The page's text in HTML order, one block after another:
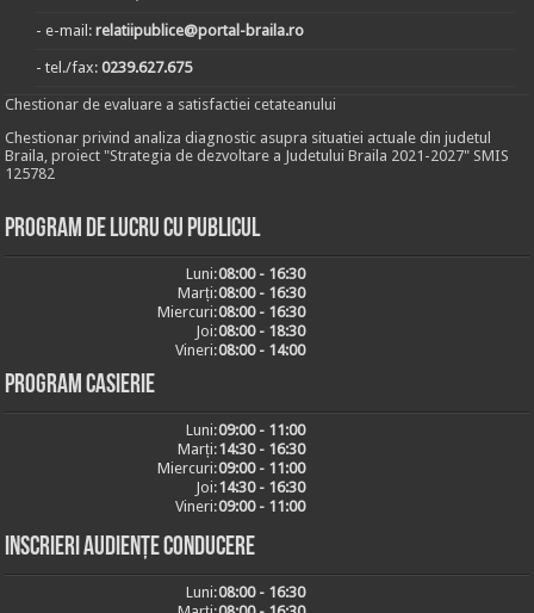
- e-mail:relatiipublice@portal-braila.ro
- tel./fax:0239.627.675
Chestionar de evaluare a satisfactiei cetateanului
Chestionar privind analiza diagnostic asupra situatiei actuale din judetul
Braila, proiect "Strategia de dezvoltare a Judetului Braila 2021-2027" SMIS
125782
Program de lucru cu publicul
Luni:08:00 - 16:30
Marți:08:00 - 16:30
Miercuri:08:00 - 16:30
Joi:08:00 - 18:30
Vineri:08:00 - 14:00
Program casierie
Luni:09:00 - 11:00
Marți:14:30 - 16:30
Miercuri:09:00 - 11:00
Joi:14:30 - 16:30
Vineri:09:00 - 11:00
Inscrieri audiențe conducere
Luni:08:00 - 16:30